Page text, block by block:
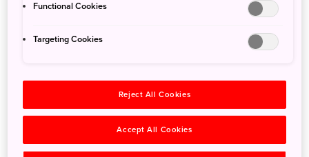
하치만타이 국립공원에는 지리적 조건에 따라 다양한 광물 성분이
습니다.
러싼 환경입니다. 이 지역 대부분의 온천은 너도밤나무 원시림 깊
숙이 자리하며 외딴 고개의 높은 평지 또는 증기가 피어오르는 분
기공 옆에 조용히 자리 잡고 있습니다. 나무들을 스치고 지나가는
바람 소리, 멀리서 들려오는 지열 활동으로 인한 울림, 그리고 쌓이
Functional Cookies
Targeting Cookies
Reject All Cookies
Accept All Cookies